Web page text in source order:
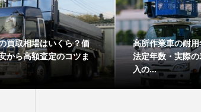
買取相場はいくら？価
から高額査定のコツま
高所作業車の耐
法定年数・実際
入の...